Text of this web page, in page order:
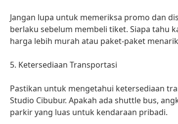
Jangan lupa untuk memeriksa promo dan
berlaku sebelum membeli tiket. Siapa tahu
harga lebih murah atau paket-paket
5. Ketersediaan Transportasi
Pastikan untuk mengetahui ketersediaan
Studio Cibubur. Apakah ada shuttle bus,
parkir yang luas untuk kendaraan pribadi.